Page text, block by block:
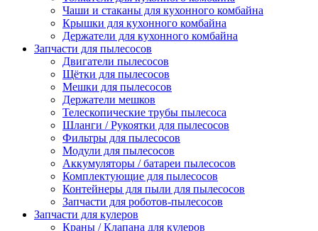
Чаши и стаканы для кухонного комбайна
Крышки для кухонного комбайна
Держатели для кухонного комбайна
Запчасти для пылесосов
Двигатели пылесосов
Щётки для пылесосов
Мешки для пылесосов
Держатели мешков
Телескопические трубы пылесоса
Шланги / Рукоятки для пылесосов
Фильтры для пылесосов
Модули для пылесосов
Аккумуляторы / батареи пылесосов
Комплектующие для пылесосов
Контейнеры для пыли для пылесосов
Запчасти для роботов-пылесосов
Запчасти для кулеров
Краны / Клапана для кулеров